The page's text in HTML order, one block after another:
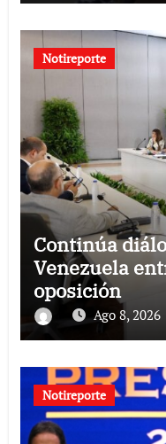
Notireporte
Continúa
Venezuela
oposición
Ago 8, 2026
Notireporte